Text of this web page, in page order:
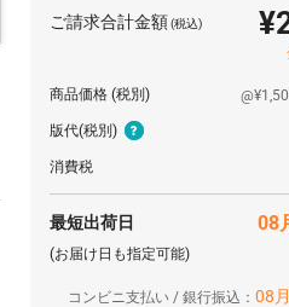
ご請求合計金額(税込)
商品価格 (税別)
版代(税別)
消費税
最短出荷日 08
(お届け日も指定可能)
コンビニ支払い / 銀行振込： 08